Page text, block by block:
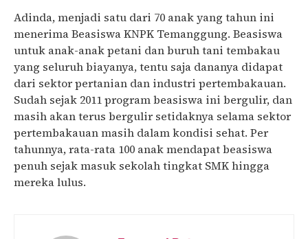
Adinda, menjadi satu dari 70 anak yang tahun ini
menerima Beasiswa KNPK Temanggung. Beasiswa
untuk anak-anak petani dan buruh tani tembakau
yang seluruh biayanya, tentu saja dananya didapat
dari sektor pertanian dan industri pertembakauan.
Sudah sejak 2011 program beasiswa ini bergulir, dan
masih akan terus bergulir setidaknya selama sektor
pertembakauan masih dalam kondisi sehat. Per
tahunnya, rata-rata 100 anak mendapat beasiswa
penuh sejak masuk sekolah tingkat SMK hingga
mereka lulus.